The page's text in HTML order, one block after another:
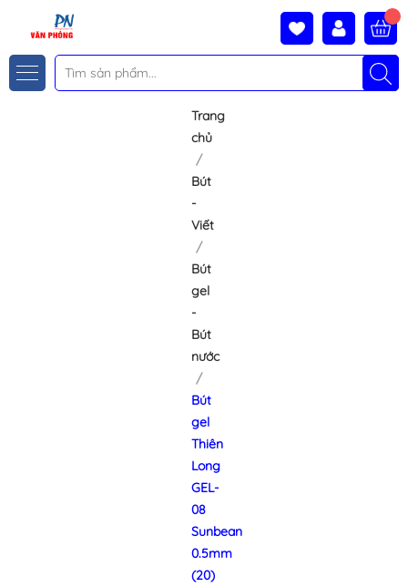
Trang
chủ
Bút
-
Viết
Bút
gel
-
Bút
nước
Bút
gel
Thiên
Long
GEL-
08
Sunbean
0.5mm
(20)